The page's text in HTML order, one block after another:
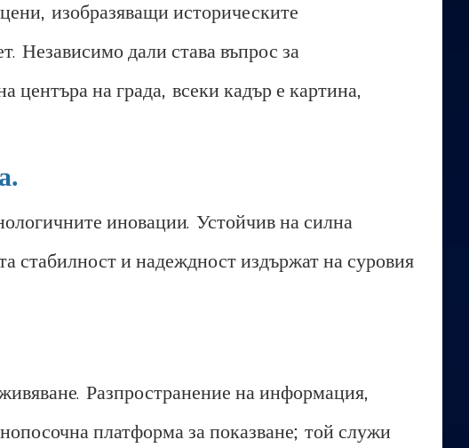
изобразяващи историческите
Независимо дали става въпрос за
центъра на града, всеки кадър е картина,
иновации. Устойчив на силна
стабилност и надеждност издържат на суровия
Разпространение на информация,
платформа за показване; той служи